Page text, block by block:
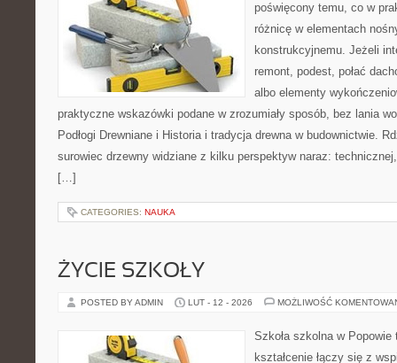
poświęcony temu, co w
różnicę w elementach
konstrukcyjnemu. Jeżeli
remont, podest, połać
albo elementy
praktyczne wskazówki podane w zrozumiały sposób, bez lania
Podłogi Drewniane i Historia i tradycja drewna w budownictwie.
surowiec drzewny widziane z kilku perspektyw naraz:
[…]
CATEGORIES: NAUKA
ŻYCIE SZKOŁY
POSTED BY ADMIN LUT - 12 - 2026 MOŻLIWOŚĆ
Szkoła szkolna w
kształcenie łączy się z